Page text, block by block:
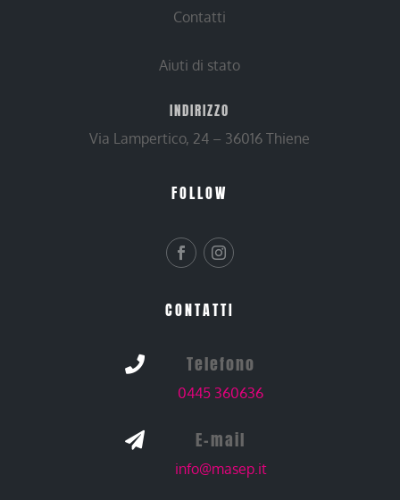
Contatti
Aiuti di stato
INDIRIZZO
Via Lampertico, 24 – 36016 Thiene
FOLLOW
CONTATTI
 Telefono
0445 360636
 E-mail
info@masep.it